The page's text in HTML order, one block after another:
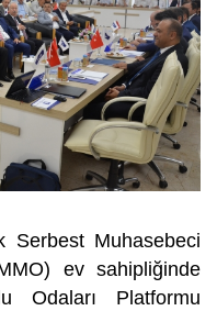
Serbest Muhasebeci
ev sahipliğinde
Odaları Platformu